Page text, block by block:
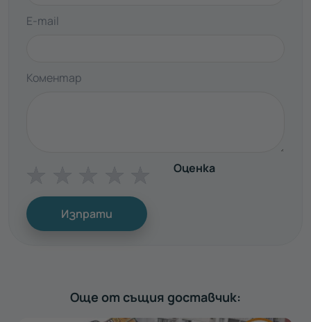
E-mail
Коментар
Оценка
Изпрати
Още от същия доставчик: